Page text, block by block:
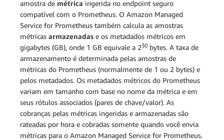
amostra de métrica ingerida no endpoint seguro
compatível com o Prometheus. O Amazon Managed
Service for Prometheus também calcula as amostras
métricas armazenadas e os metadados métricos em
gigabytes (GB), onde 1 GB equivale a 230 bytes. A taxa de
armazenamento é determinada pelas amostras de
métricas do Prometheus (normalmente de 1 ou 2 bytes) e
pelos metadados. Os metadados métricos do Prometheus
variam em tamanho com base no nome da métrica e em
seus rótulos associados (pares de chave/valor). As
cobranças pelas métricas ingeridas e armazenadas são
rateadas por hora e cobradas somente quando você envia
métricas para o Amazon Managed Service for Prometheus.